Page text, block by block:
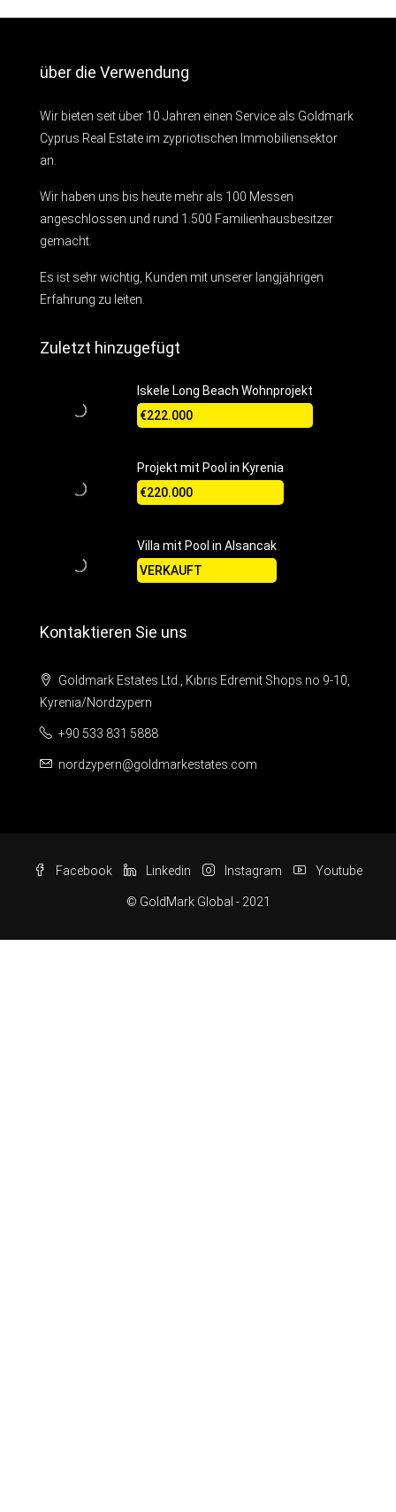
über die Verwendung
Wir bieten seit über 10 Jahren einen Service als Goldmark
Cyprus Real Estate im zypriotischen Immobiliensektor
an.
Wir haben uns bis heute mehr als 100 Messen
angeschlossen und rund 1.500 Familienhausbesitzer
gemacht.
Es ist sehr wichtig, Kunden mit unserer langjährigen
Erfahrung zu leiten.
Zuletzt hinzugefügt
Iskele Long Beach Wohnprojekt
€222.000
Projekt mit Pool in Kyrenia
€220.000
Villa mit Pool in Alsancak
VERKAUFT
Kontaktieren Sie uns
Goldmark Estates Ltd., Kıbrıs Edremit Shops no 9-10,
Kyrenia/Nordzypern
+90 533 831 5888
nordzypern@goldmarkestates.com
Facebook Linkedin Instagram Youtube
© GoldMark Global - 2021